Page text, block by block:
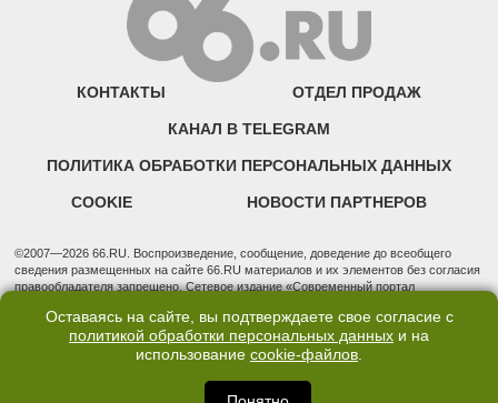
КОНТАКТЫ ОТДЕЛ ПРОДАЖ
КАНАЛ В TELEGRAM
ПОЛИТИКА ОБРАБОТКИ ПЕРСОНАЛЬНЫХ ДАННЫХ
COOKIE НОВОСТИ ПАРТНЕРОВ
©2007—2026 66.RU. Воспроизведение, сообщение, доведение до всеобщего
сведения размещенных на сайте 66.RU материалов и их элементов без согласия
правообладателя запрещено. Сетевое издание «Современный портал
надзору в сфере связи, информационных технологий и массовых коммуникаций
(Роскомнадзор). Регистрационный номер ЭЛ № ФС 77 - 76634 от 02.09.2019
Учредитель: Общество с ограниченной ответственностью "66.ру". Юридический
3, оф. 7015 Фактический адрес редакции и отдела продаж: 620014, Свердловская
Оставаясь на сайте, вы подтверждаете свое согласие с
политикой обработки персональных данных и на
использование cookie-файлов.